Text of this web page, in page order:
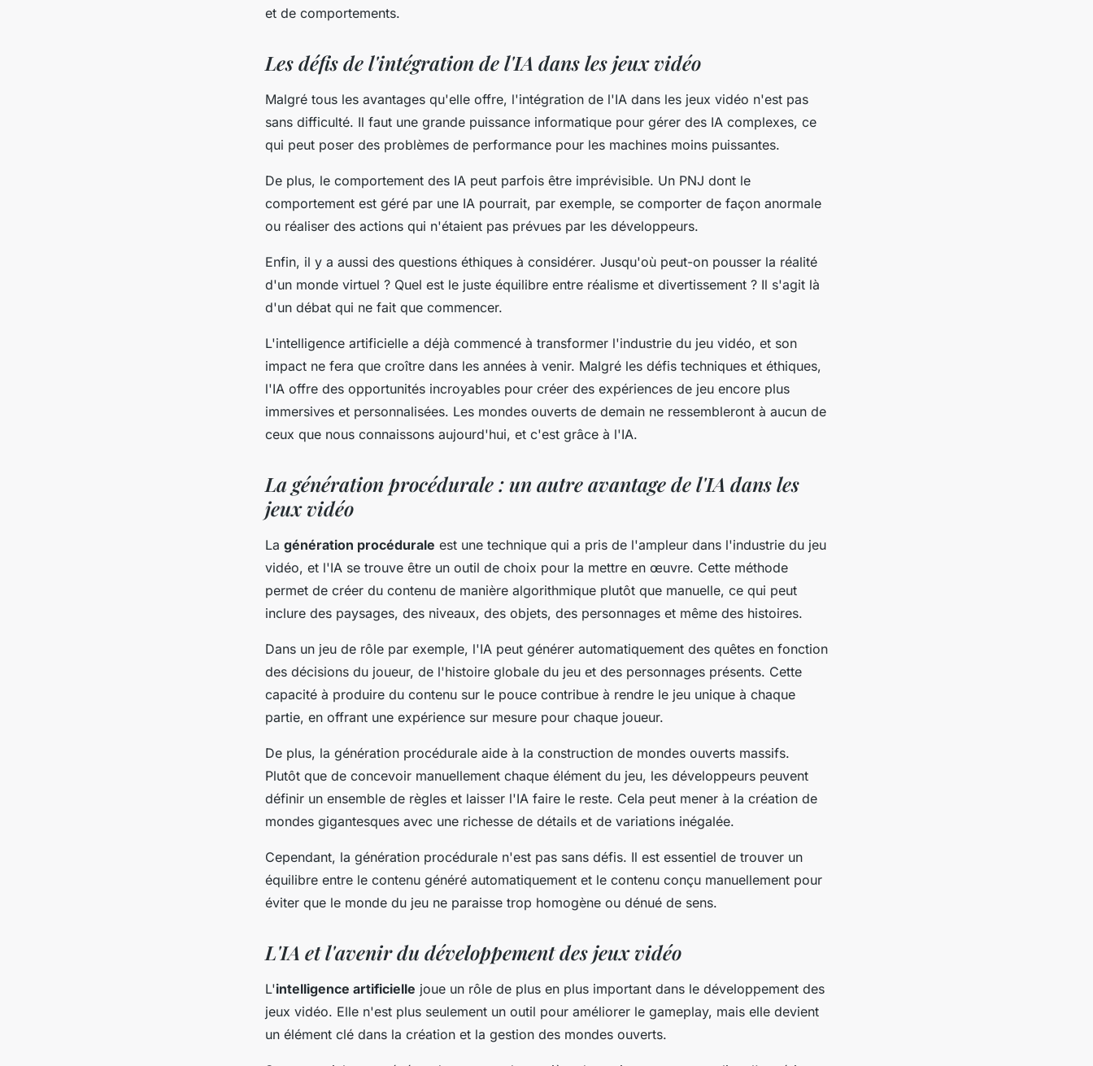
et de comportements.
Les défis de l'intégration de l'IA dans les jeux vidéo
Malgré tous les avantages qu'elle offre, l'intégration de l'IA dans les jeux vidéo n'est pas
sans difficulté. Il faut une grande puissance informatique pour gérer des IA complexes, ce
qui peut poser des problèmes de performance pour les machines moins puissantes.
De plus, le comportement des IA peut parfois être imprévisible. Un PNJ dont le
comportement est géré par une IA pourrait, par exemple, se comporter de façon anormale
ou réaliser des actions qui n'étaient pas prévues par les développeurs.
Enfin, il y a aussi des questions éthiques à considérer. Jusqu'où peut-on pousser la réalité
d'un monde virtuel ? Quel est le juste équilibre entre réalisme et divertissement ? Il s'agit là
d'un débat qui ne fait que commencer.
L'intelligence artificielle a déjà commencé à transformer l'industrie du jeu vidéo, et son
impact ne fera que croître dans les années à venir. Malgré les défis techniques et éthiques,
l'IA offre des opportunités incroyables pour créer des expériences de jeu encore plus
immersives et personnalisées. Les mondes ouverts de demain ne ressembleront à aucun de
ceux que nous connaissons aujourd'hui, et c'est grâce à l'IA.
La génération procédurale : un autre avantage de l'IA dans les
jeux vidéo
La génération procédurale est une technique qui a pris de l'ampleur dans l'industrie du jeu
vidéo, et l'IA se trouve être un outil de choix pour la mettre en œuvre. Cette méthode
permet de créer du contenu de manière algorithmique plutôt que manuelle, ce qui peut
inclure des paysages, des niveaux, des objets, des personnages et même des histoires.
Dans un jeu de rôle par exemple, l'IA peut générer automatiquement des quêtes en fonction
des décisions du joueur, de l'histoire globale du jeu et des personnages présents. Cette
capacité à produire du contenu sur le pouce contribue à rendre le jeu unique à chaque
partie, en offrant une expérience sur mesure pour chaque joueur.
De plus, la génération procédurale aide à la construction de mondes ouverts massifs.
Plutôt que de concevoir manuellement chaque élément du jeu, les développeurs peuvent
définir un ensemble de règles et laisser l'IA faire le reste. Cela peut mener à la création de
mondes gigantesques avec une richesse de détails et de variations inégalée.
Cependant, la génération procédurale n'est pas sans défis. Il est essentiel de trouver un
équilibre entre le contenu généré automatiquement et le contenu conçu manuellement pour
éviter que le monde du jeu ne paraisse trop homogène ou dénué de sens.
L'IA et l'avenir du développement des jeux vidéo
L'intelligence artificielle joue un rôle de plus en plus important dans le développement des
jeux vidéo. Elle n'est plus seulement un outil pour améliorer le gameplay, mais elle devient
un élément clé dans la création et la gestion des mondes ouverts.